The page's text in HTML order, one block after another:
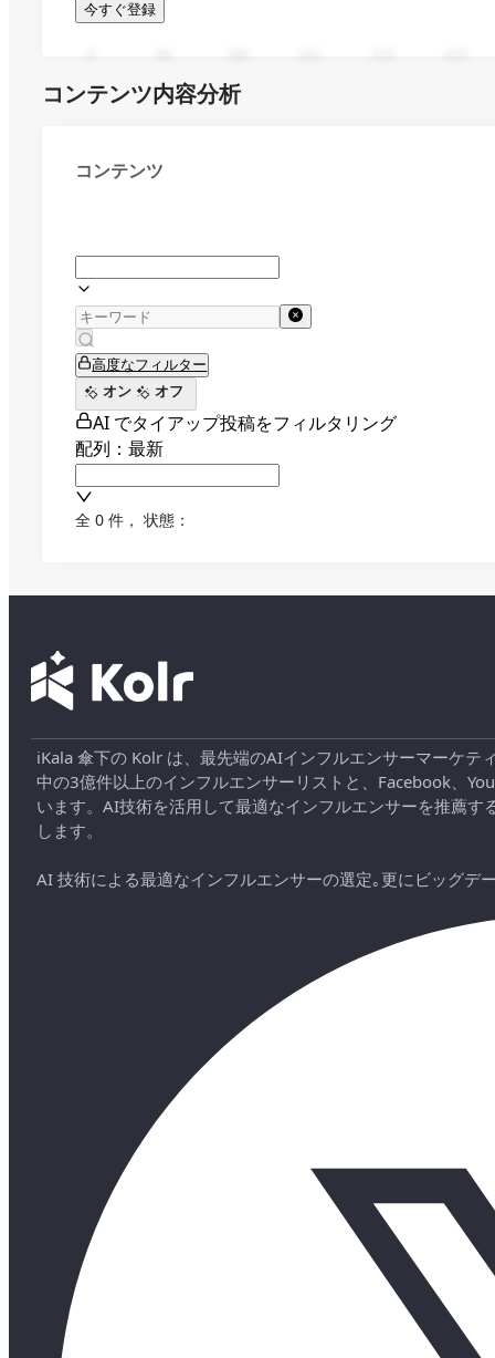
今すぐ登録
コンテンツ内容分析
コンテンツ
高度なフィルター
オン
オフ
AI でタイアップ投稿をフィルタリング
配列：最新
全 0 件 ， 状態：
iKala 傘下の Kolr は、最先端のAIインフルエンサーマーケ
中の3億件以上のインフルエンサーリストと、Facebook、
います。AI技術を活用して最適なインフルエンサーを推薦
します。
AI 技術による最適なインフルエンサーの選定｡更にビッグデ